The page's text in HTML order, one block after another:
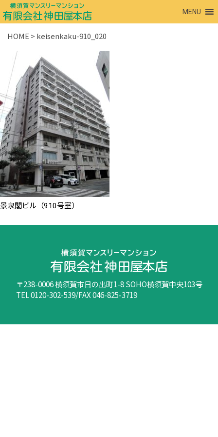
MENU
HOME > keisenkaku-910_020
景泉閣ビル（910号室）
〒238-0006 横須賀市日の出町1-8 SOHO横須賀中央103号
TEL 0120-302-539/FAX 046-825-3719